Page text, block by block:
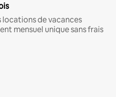
locations de vacances
mensuel unique sans frais